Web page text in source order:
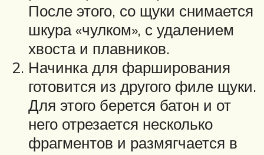
После этого, со щуки снимается
шкура «чулком», с удалением
хвоста и плавников.
Начинка для фарширования
готовится из другого филе щуки.
Для этого берется батон и от
него отрезается несколько
фрагментов и размягчается в